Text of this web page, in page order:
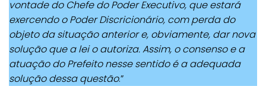
vontade do Chefe do Poder Executivo, que estará
exercendo o Poder Discricionário, com perda do
objeto da situação anterior e, obviamente, dar nova
solução que a lei o autoriza. Assim, o consenso e a
atuação do Prefeito nesse sentido é a adequada
solução dessa questão.”